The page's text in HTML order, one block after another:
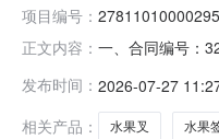
项目编号：
正文内容： 一、合同编号：
（乙方）：达利
发布时间： 2026-07-27
相关产品：
水果叉 水果